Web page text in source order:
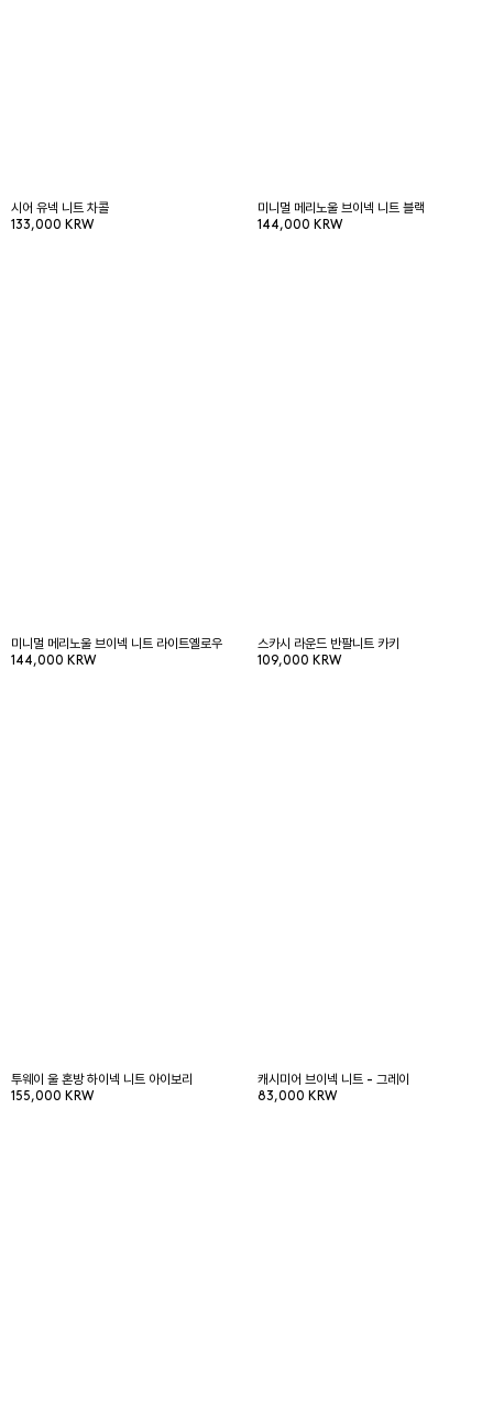
시어 유넥 니트 차콜
133,000 KRW
미니멀 메리노울 브이넥 니트 블랙
144,000 KRW
미니멀 메리노울 브이넥 니트 라이트옐로우
144,000 KRW
스카시 라운드 반팔니트 카키
109,000 KRW
투웨이 울 혼방 하이넥 니트 아이보리
155,000 KRW
캐시미어 브이넥 니트 - 그레이
83,000 KRW